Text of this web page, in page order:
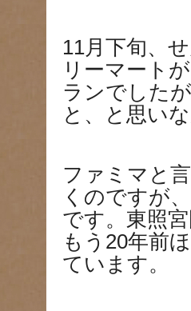
11月下旬、
リーマート
ランでした
と、と思い
ファミマと
くのですが
です。東照
もう20年前
ています。